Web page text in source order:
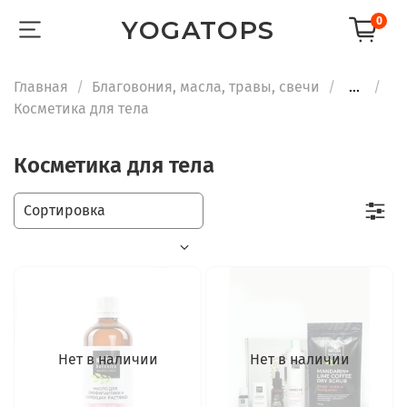
YOGATOPS 0
Главная Благовония, масла, травы, свечи
...
Косметика для тела
Косметика для тела
Нет в наличии Нет в наличии